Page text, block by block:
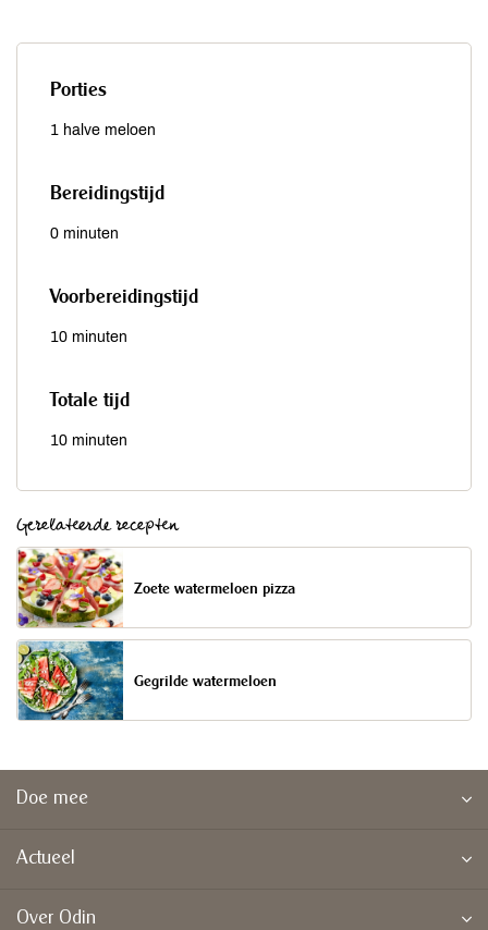
Porties
1 halve meloen
Bereidingstijd
0 minuten
Voorbereidingstijd
10 minuten
Totale tijd
10 minuten
Gerelateerde recepten
Zoete watermeloen pizza
Gegrilde watermeloen
Doe mee
Actueel
Over Odin